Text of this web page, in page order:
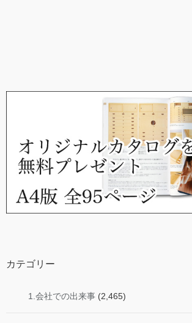
カテゴリー
1.会社での出来事 (2,465)